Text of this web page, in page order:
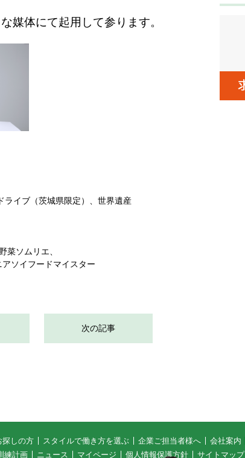
媒体にて起用して参ります。
ライブ（茨城県限定）、世界遺産
菜ソムリエ、
ソイフードマイスター
次の記事
探しの方 スタイルで働き方を選ぶ 企業ご担当者様へ 会社案内
練計画 ニュース マイページ 個人情報保護方針 サイトマップ